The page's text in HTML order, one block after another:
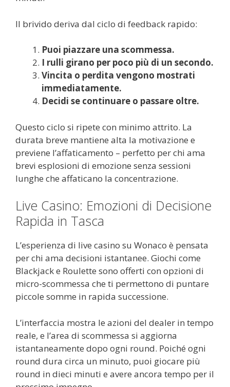
Il brivido deriva dal ciclo di feedback rapido:
Puoi piazzare una scommessa.
I rulli girano per poco più di un secondo.
Vincita o perdita vengono mostrati
immediatamente.
Decidi se continuare o passare oltre.
Questo ciclo si ripete con minimo attrito. La
durata breve mantiene alta la motivazione e
previene l’affaticamento – perfetto per chi ama
brevi esplosioni di emozione senza sessioni
lunghe che affaticano la concentrazione.
Live Casino: Emozioni di Decisione
Rapida in Tasca
L’esperienza di live casino su Wonaco è pensata
per chi ama decisioni istantanee. Giochi come
Blackjack e Roulette sono offerti con opzioni di
micro-scommessa che ti permettono di puntare
piccole somme in rapida successione.
L’interfaccia mostra le azioni del dealer in tempo
reale, e l’area di scommessa si aggiorna
istantaneamente dopo ogni round. Poiché ogni
round dura circa un minuto, puoi giocare più
round in dieci minuti e avere ancora tempo per il